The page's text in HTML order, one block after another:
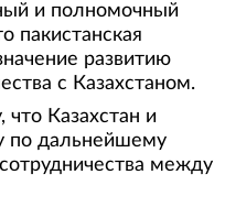
и полномочный
пакистанская
развитию
с Казахстаном.
Казахстан и
по дальнейшему
между